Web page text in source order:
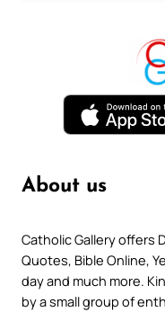
About us
Catholic Gallery offers
Quotes, Bible Online,
day and much more.
by a small group of